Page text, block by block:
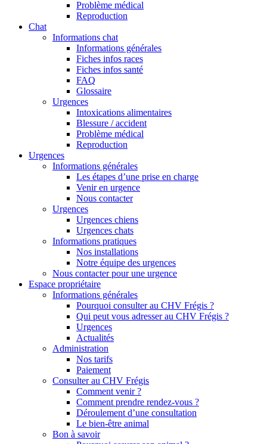
Problème médical
Reproduction
Chat
Informations chat
Informations générales
Fiches infos races
Fiches infos santé
FAQ
Glossaire
Urgences
Intoxications alimentaires
Blessure / accident
Problème médical
Reproduction
Urgences
Informations générales
Les étapes d’une prise en charge
Venir en urgence
Nous contacter
Urgences
Urgences chiens
Urgences chats
Informations pratiques
Nos installations
Notre équipe des urgences
Nous contacter pour une urgence
Espace propriétaire
Informations générales
Pourquoi consulter au CHV Frégis ?
Qui peut vous adresser au CHV Frégis ?
Urgences
Actualités
Administration
Nos tarifs
Paiement
Consulter au CHV Frégis
Comment venir ?
Comment prendre rendez-vous ?
Déroulement d’une consultation
Le bien-être animal
Bon à savoir